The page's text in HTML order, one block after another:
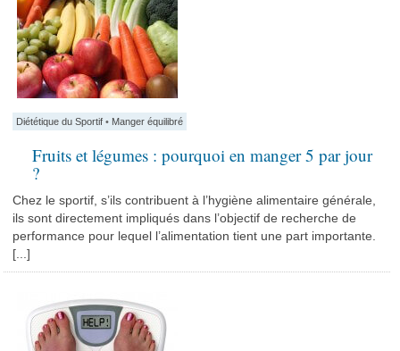
Diététique du Sportif • Manger équilibré
Fruits et légumes : pourquoi en manger 5 par jour
?
Chez le sportif, s’ils contribuent à l’hygiène alimentaire générale,
ils sont directement impliqués dans l’objectif de recherche de
performance pour lequel l’alimentation tient une part importante.
[...]